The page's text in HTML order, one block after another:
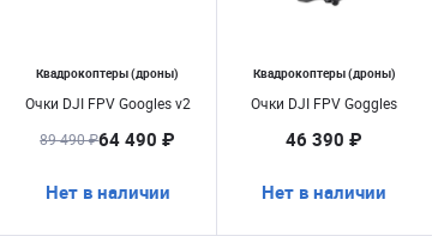
Квадрокоптеры (дроны)
Очки DJI FPV Googles v2
89 490 ₽64 490 ₽
Нет в наличии
Квадрокоптеры (дроны)
Очки DJI FPV Goggles
46 390 ₽
Нет в наличии